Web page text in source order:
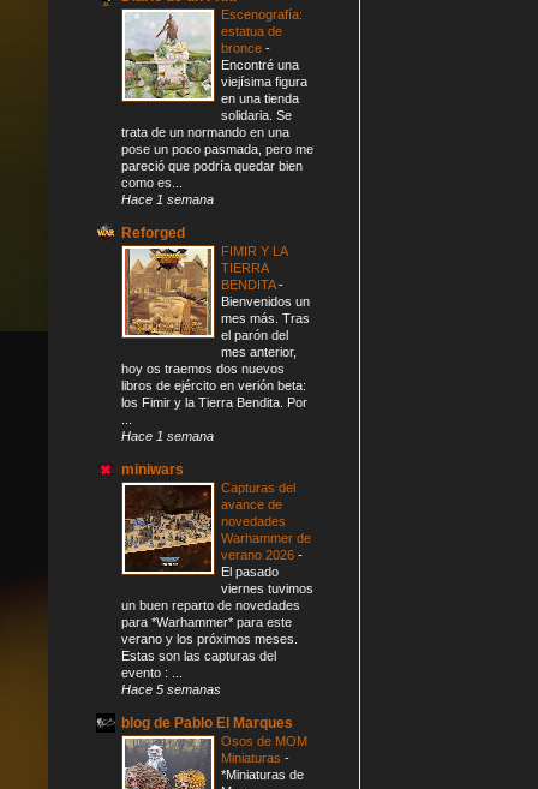
Escenografía:
estatua de
bronce -
Encontré una
viejísima figura
en una tienda
solidaria. Se
trata de un normando en una
pose un poco pasmada, pero me
pareció que podría quedar bien
como es...
Hace 1 semana
Reforged
FIMIR Y LA
TIERRA
BENDITA-
Bienvenidos un
mes más. Tras
el parón del
mes anterior,
hoy os traemos dos nuevos
libros de ejército en verión beta:
los Fimir y la Tierra Bendita. Por
Hace 1 semana
miniwars
Capturas del
avance de
novedades
Warhammer de
verano 2026 -
El pasado
viernes tuvimos
un buen reparto de novedades
para *Warhammer* para este
verano y los próximos meses.
Estas son las capturas del
evento : ...
Hace 5 semanas
blog de Pablo El Marques
Osos de MOM
Miniaturas -
*Miniaturas de